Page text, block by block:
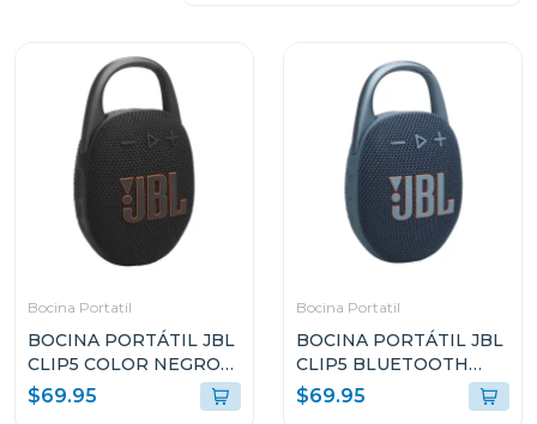
Bocina Portatil
BOCINA PORTÁTIL JBL
CLIP5 COLOR NEGRO
RESISTENTE AL AGUA Y
POLVO
$69.95
Bocina Portatil
BOCINA PORTÁTIL JBL
CLIP5 BLUETOOTH
COLOR AZUL
RESISTENTE AL AGUA Y
$69.95